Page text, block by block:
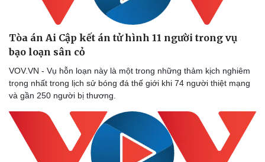
Tin nóng
Tư vấn luật
Việt Nam
Phân tích
Tòa án Ai Cập kết án tử hình 11 người trong vụ
bạo loạn sân cỏ
VOV.VN - Vụ hỗn loạn này là một trong những thảm kịch nghiêm
trọng nhất trong lịch sử bóng đá thế giới khi 74 người thiệt mạng
và gần 250 người bị thương.